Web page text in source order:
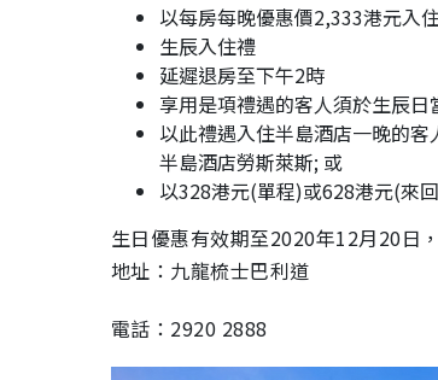
以每房每晚優惠價2,333港元入
生辰入住禮
延遲退房至下午2時
享用是項禮遇的客人須於生辰
以此禮遇入住半島酒店一晚的
半島酒店勞斯萊斯; 或
以328港元(單程)或628港元(來
生日優惠有效期至2020年12月20日
地址：九龍梳士巴利道
電話：2920 2888